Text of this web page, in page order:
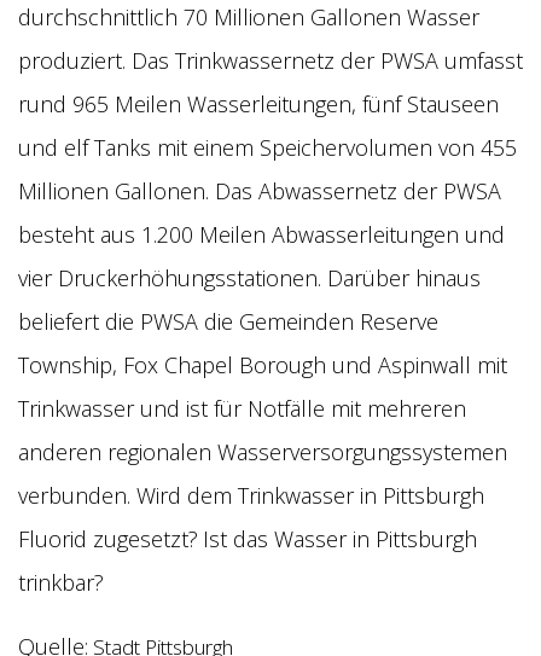
durchschnittlich 70 Millionen Gallonen Wasser
produziert. Das Trinkwassernetz der PWSA umfasst
rund 965 Meilen Wasserleitungen, fünf Stauseen
und elf Tanks mit einem Speichervolumen von 455
Millionen Gallonen. Das Abwassernetz der PWSA
besteht aus 1.200 Meilen Abwasserleitungen und
vier Druckerhöhungsstationen. Darüber hinaus
beliefert die PWSA die Gemeinden Reserve
Township, Fox Chapel Borough und Aspinwall mit
Trinkwasser und ist für Notfälle mit mehreren
anderen regionalen Wasserversorgungssystemen
verbunden. Wird dem Trinkwasser in Pittsburgh
Fluorid zugesetzt? Ist das Wasser in Pittsburgh
trinkbar?
Quelle: Stadt Pittsburgh